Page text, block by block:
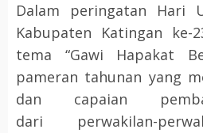
Dalam peringatan Hari
Kabupaten Katingan ke-
tema “Gawi Hapakat
pameran tahunan yang
dan capaian
dari perwakilan-